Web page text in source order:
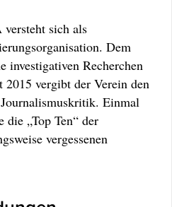
sich als
Dem
investigativen Recherchen
vergibt der Verein den
Einmal
„Top Ten“ der
vergessenen